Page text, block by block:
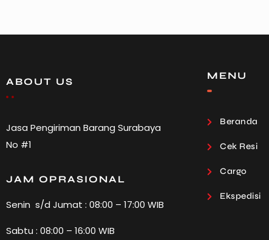
ABOUT US
Jasa Pengiriman Barang Surabaya
No #1
JAM OPRASIONAL
Senin s/d Jumat : 08:00 – 17:00 WIB
Sabtu : 08:00 – 16:00 WIB
MENU
Beranda
Cek Resi
Cargo
Ekspedisi